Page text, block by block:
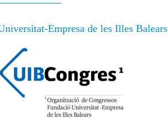
Empresa de les Illes Balears